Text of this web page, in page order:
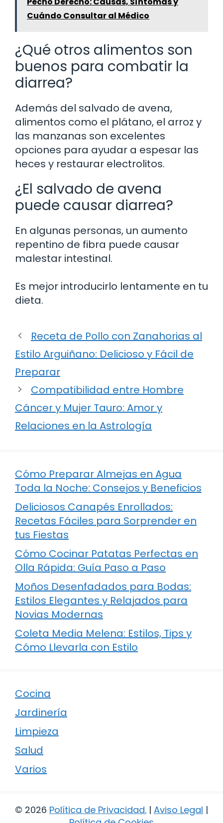
Cuándo Consultar al Médico
¿Qué otros alimentos son
buenos para combatir la
diarrea?
Además del salvado de avena,
alimentos como el plátano, el arroz y
las manzanas son excelentes
opciones para ayudar a espesar las
heces y restaurar electrolitos.
¿El salvado de avena
puede causar diarrea?
En algunas personas, un aumento
repentino de fibra puede causar
malestar intestinal.
Es mejor introducirlo lentamente en tu
dieta.
Receta de Pollo con Zanahorias al
Estilo Arguiñano: Delicioso y Fácil de
Preparar
Compatibilidad entre Hombre
Cáncer y Mujer Tauro: Amor y
Relaciones en la Astrología
Cómo Preparar Almejas en Agua
Toda la Noche: Consejos y Beneficios
Deliciosos Canapés Enrollados:
Recetas Fáciles para Sorprender en
tus Fiestas
Cómo Cocinar Patatas Perfectas en
Olla Rápida: Guía Paso a Paso
Moños Desenfadados para Bodas:
Estilos Elegantes y Relajados para
Novias Modernas
Coleta Media Melena: Estilos, Tips y
Cómo Llevarla con Estilo
Cocina
Jardinería
Limpieza
Salud
Varios
© 2026 Política de Privacidad. | Aviso Legal |